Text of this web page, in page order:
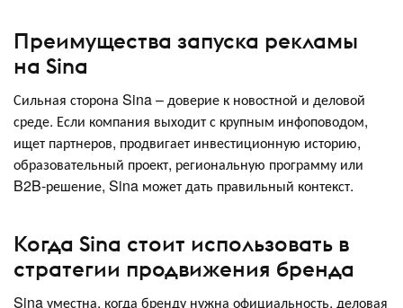
Преимущества запуска рекламы
на Sina
Сильная сторона Sina – доверие к новостной и деловой
среде. Если компания выходит с крупным инфоповодом,
ищет партнеров, продвигает инвестиционную историю,
образовательный проект, региональную программу или
B2B-решение, Sina может дать правильный контекст.
Когда Sina стоит использовать в
стратегии продвижения бренда
Sina уместна, когда бренду нужна официальность, деловая